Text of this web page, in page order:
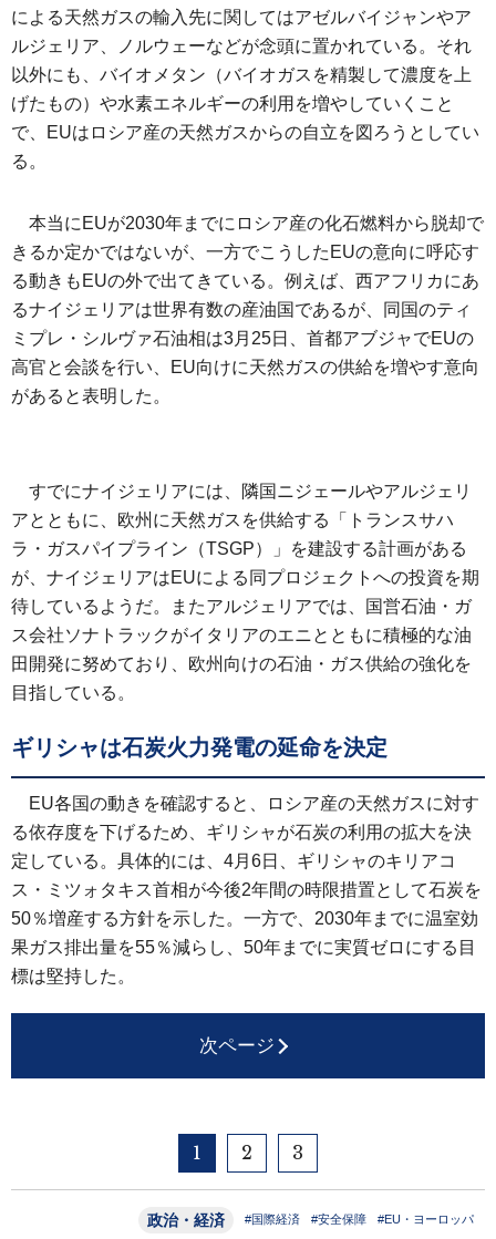
による天然ガスの輸入先に関してはアゼルバイジャンやア
ルジェリア、ノルウェーなどが念頭に置かれている。それ
以外にも、バイオメタン（バイオガスを精製して濃度を上
げたもの）や水素エネルギーの利用を増やしていくこと
で、EUはロシア産の天然ガスからの自立を図ろうとしてい
る。
本当にEUが2030年までにロシア産の化石燃料から脱却で
きるか定かではないが、一方でこうしたEUの意向に呼応す
る動きもEUの外で出てきている。例えば、西アフリカにあ
るナイジェリアは世界有数の産油国であるが、同国のティ
ミプレ・シルヴァ石油相は3月25日、首都アブジャでEUの
高官と会談を行い、EU向けに天然ガスの供給を増やす意向
があると表明した。
すでにナイジェリアには、隣国ニジェールやアルジェリ
アとともに、欧州に天然ガスを供給する「トランスサハ
ラ・ガスパイプライン（TSGP）」を建設する計画がある
が、ナイジェリアはEUによる同プロジェクトへの投資を期
待しているようだ。またアルジェリアでは、国営石油・ガ
ス会社ソナトラックがイタリアのエニとともに積極的な油
田開発に努めており、欧州向けの石油・ガス供給の強化を
目指している。
ギリシャは石炭火力発電の延命を決定
EU各国の動きを確認すると、ロシア産の天然ガスに対す
る依存度を下げるため、ギリシャが石炭の利用の拡大を決
定している。具体的には、4月6日、ギリシャのキリアコ
ス・ミツォタキス首相が今後2年間の時限措置として石炭を
50％増産する方針を示した。一方で、2030年までに温室効
果ガス排出量を55％減らし、50年までに実質ゼロにする目
標は堅持した。
次ページ
1 2 3
政治・経済 #国際経済 #安全保障 #EU・ヨーロッパ